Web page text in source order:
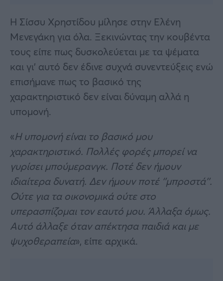
Η Σίσσυ Χρηστίδου μίλησε στην Ελένη
Μενεγάκη για όλα. Ξεκινώντας την κουβέντα
τους είπε πως δυσκολεύεται με τα ψέματα
και γι’ αυτό δεν έδινε συχνά συνεντεύξεις ενώ
επισήμανε πως το βασικό της
χαρακτηριστικό δεν είναι δύναμη αλλά η
υπομονή.
«Η υπομονή είναι το βασικό μου
χαρακτηριστικό. Πολλές φορές μπορεί να
γυρίσει μπούμερανγκ. Ποτέ δεν ήμουν
ιδιαίτερα δυνατή. Δεν ήμουν ποτέ ‘’μπροστά’’.
Ούτε για τα οικονομικά ούτε στο
υπερασπίζομαι τον εαυτό μου. Άλλαξα όμως.
Αυτό άλλαξε όταν απέκτησα παιδιά και με
ψυχοθεραπεία», είπε αρχικά.